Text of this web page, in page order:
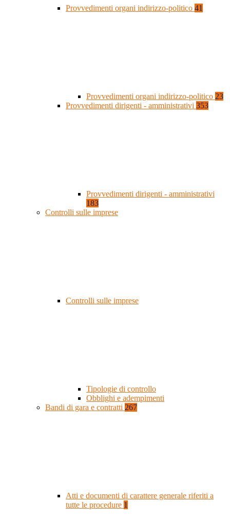
Provvedimenti organi indirizzo-politico 41
Provvedimenti organi indirizzo-politico 23
Provvedimenti dirigenti - amministrativi 353
Provvedimenti dirigenti - amministrativi
183
Controlli sulle imprese
Controlli sulle imprese
Tipologie di controllo
Obblighi e adempimenti
Bandi di gara e contratti 267
Atti e documenti di carattere generale riferiti a
tutte le procedure 1